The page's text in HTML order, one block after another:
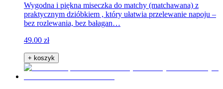
Wygodna i piękna miseczka do matchy (matchawana) z
praktycznym dzióbkiem , który ułatwia przelewanie napoju –
bez rozlewania, bez bałagan…
49.00 zł
+ koszyk